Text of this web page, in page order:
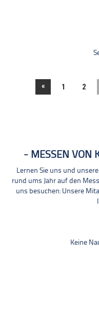
« 1 2
MESSEN VON
Lernen Sie uns und
rund ums Jahr auf den
uns besuchen: Unsere
Keine